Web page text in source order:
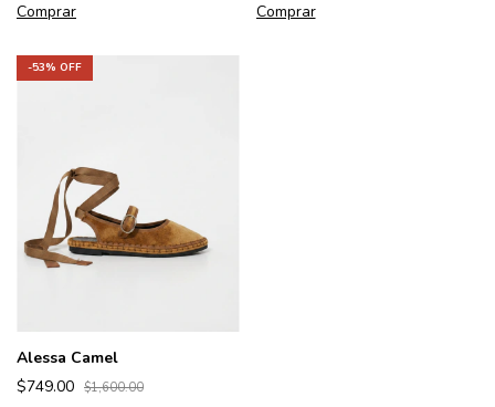
Comprar Comprar
-53% OFF
Alessa Camel
$749.00 $1,600.00